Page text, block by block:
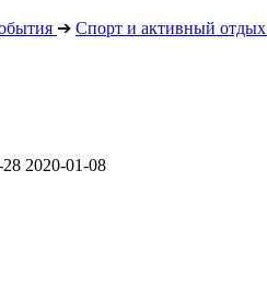
➔ Спорт и активный отдых
28 2020-01-08